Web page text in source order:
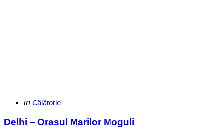
Categories
Posted
in Călătorie
Delhi – Orasul Marilor Moguli